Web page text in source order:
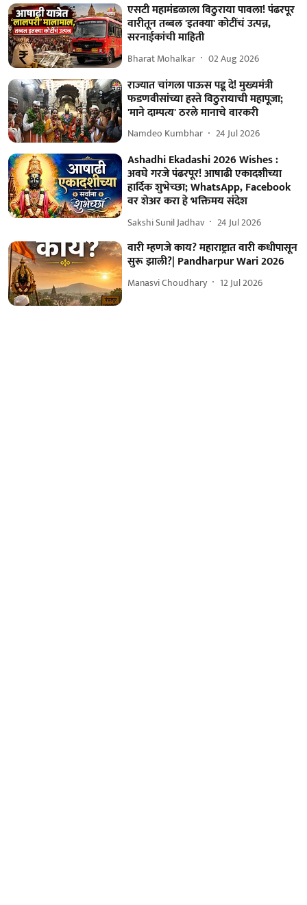
एसटी महामंडळाला विठुराया पावला! पंढरपूर
वारीतून तब्बल 'इतक्या' कोटींचं उत्पन्न,
सरनाईकांची माहिती
Bharat Mohalkar 02 Aug 2026
राज्यात चांगला पाऊस पडू दे! मुख्यमंत्री
फडणवीसांच्या हस्ते विठुरायाची महापूजा;
'माने दाम्पत्य' ठरले मानाचे वारकरी
Namdeo Kumbhar 24 Jul 2026
Ashadhi Ekadashi 2026 Wishes :
अवघे गरजे पंढरपूर! आषाढी एकादशीच्या
हार्दिक शुभेच्छा; WhatsApp, Facebook
वर शेअर करा हे भक्तिमय संदेश
Sakshi Sunil Jadhav 24 Jul 2026
वारी म्हणजे काय? महाराष्ट्रात वारी कधीपासून
सुरू झाली?| Pandharpur Wari 2026
Manasvi Choudhary 12 Jul 2026